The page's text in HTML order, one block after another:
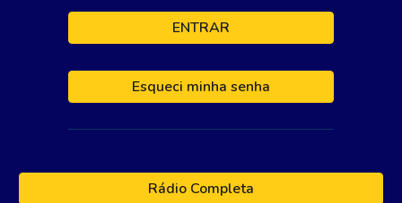
ENTRAR
Esqueci minha senha
Rádio Completa